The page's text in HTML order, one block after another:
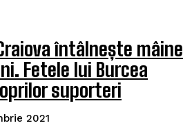
întâlnește mâine
Fetele lui Burcea
suporteri
2021